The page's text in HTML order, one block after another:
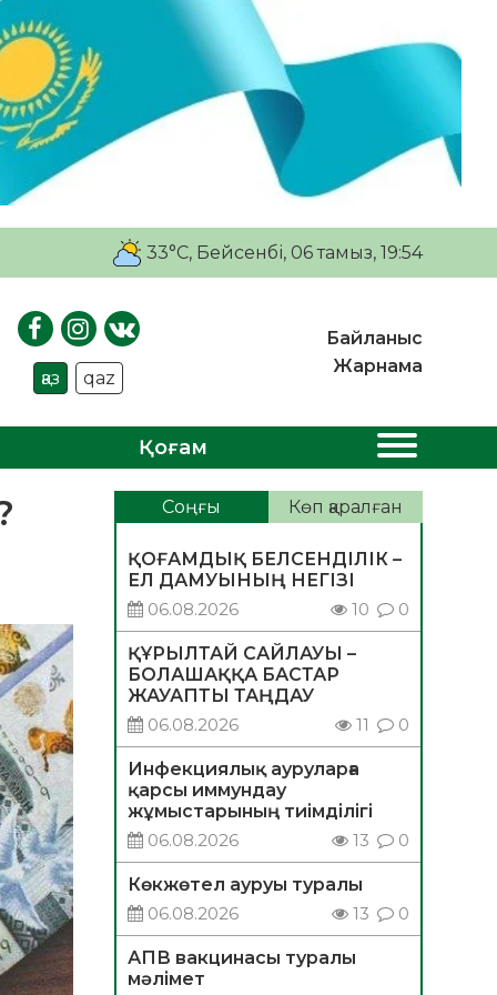
33°C, Бейсенбі, 06 тамыз, 19:54
қаз qaz
Байланыс
Жарнама
Қоғам
Соңғы Көп қаралған
ҚОҒАМДЫҚ БЕЛСЕНДІЛІК –
ЕЛ ДАМУЫНЫҢ НЕГІЗІ
06.08.2026
10 0
ҚҰРЫЛТАЙ САЙЛАУЫ –
БОЛАШАҚҚА БАСТАР
ЖАУАПТЫ ТАҢДАУ
06.08.2026
11 0
Инфекциялық ауруларға
қарсы иммундау
жұмыстарының тиімділігі
06.08.2026
13 0
Көкжөтел ауруы туралы
06.08.2026
13 0
АПВ вакцинасы туралы
мәлімет